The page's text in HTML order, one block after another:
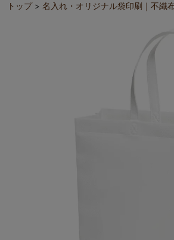
トップ 名入れ・オリジナル袋印刷｜不織